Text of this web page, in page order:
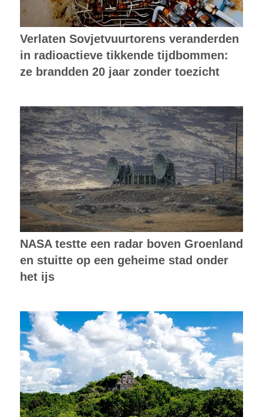
Verlaten Sovjetvuurtorens veranderden
in radioactieve tikkende tijdbommen:
ze brandden 20 jaar zonder toezicht
NASA testte een radar boven Groenland
en stuitte op een geheime stad onder
het ijs